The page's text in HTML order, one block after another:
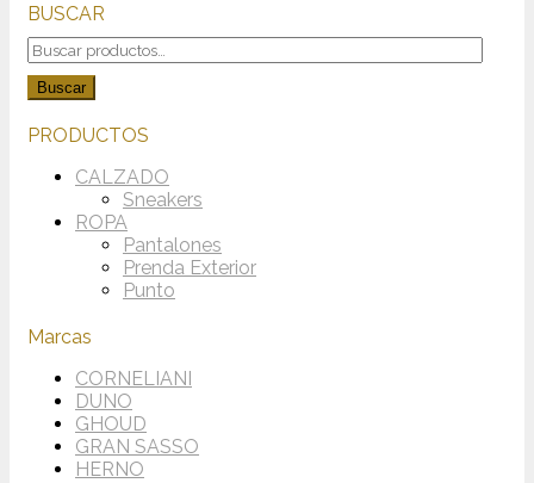
BUSCAR
Buscar
por:
Buscar
PRODUCTOS
CALZADO
Sneakers
ROPA
Pantalones
Prenda Exterior
Punto
Marcas
CORNELIANI
DUNO
GHOUD
GRAN SASSO
HERNO